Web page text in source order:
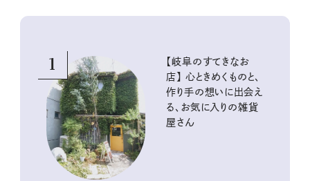
1
【岐阜のすてきなお
店】 心ときめくものと、
作り手の想いに出会え
る、お気に入りの雑貨
屋さん